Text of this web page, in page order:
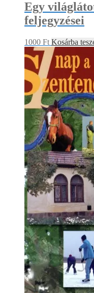
Egy
feljegyzései
1000 Ft Kosárba